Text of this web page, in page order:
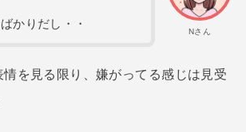
Nさん
かりだし・・
を見る限り、嫌がってる感じは見受